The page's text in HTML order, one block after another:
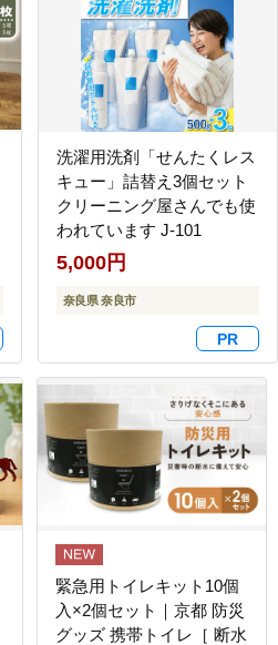
洗濯用洗剤「せんたくレス
キュー」詰替え3個セット
クリーニング屋さんでも使
われています J-101
5,000円
奈良県 奈良市
緊急用トイレキット10個
入×2個セット｜京都 防災
グッズ 携帯トイレ［ 断水